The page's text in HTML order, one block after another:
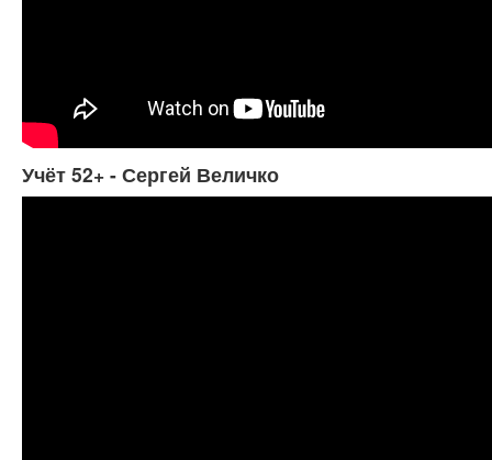
Учёт 52+ - Сергей Величко